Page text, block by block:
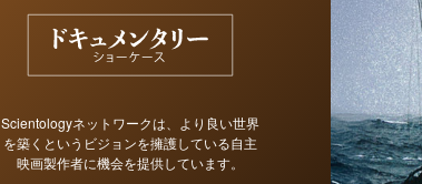
Scientologyネットワークは、より良い世界
を築くというビジョンを擁護している自主
映画製作者に機会を提供しています。